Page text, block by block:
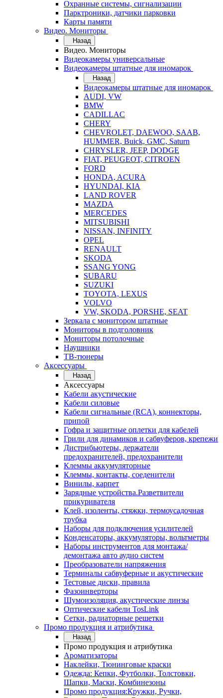
Охранные системы, сигнализации
Парктроники, датчики парковки
Карты памяти
Видео. Мониторы
Назад
Видео. Мониторы
Видеокамеры универсальные
Видеокамеры штатные для иномарок
Назад
Видеокамеры штатные для иномарок
AUDI, VW
BMW
CADILLAC
CHERY
CHEVROLET, DAEWOO, SAAB,
HUMMER, Buick, GMC, Saturn
CHRYSLER, JEEP, DODGE
FIAT, PEUGEOT, CITROEN
FORD
HONDA, ACURA
HYUNDAI, KIA
LAND ROVER
MAZDA
MERCEDES
MITSUBISHI
NISSAN, INFINITY
OPEL
RENAULT
SKODA
SSANG YONG
SUBARU
SUZUKI
TOYOTA, LEXUS
VOLVO
VW, SKODA, PORSHE, SEAT
Зеркала с монитором штатные
Мониторы в подголовник
Мониторы потолочные
Наушники
ТВ-тюнеры
Аксессуары
Назад
Аксессуары
Кабели акустические
Кабели силовые
Кабели сигнальные (RCA), коннекторы,
припой
Гофра и защитные оплетки для кабелей
Грили для динамиков и сабвуферов, крепежи
Дистрибьютеры, держатели
предохранителей, предохранители
Клеммы аккумуляторные
Клеммы, контакты, соеденители
Винилы, карпет
Зарядные устройства.Разветвители
прикуривателя
Клей, изоленты, стяжки, термоусадочная
трубка
Наборы для подключения усилителей
Конденсаторы, аккумуляторы, вольтметры
Наборы инструментов для монтажа/
демонтажа авто аудио систем
Преобразователи напряжения
Терминалы сабвуферные и акустические
Тестовые диски, правила
Фазоинверторы
Шумоизоляция, акустические линзы
Оптические кабели TosLink
Сетки, радиаторные решетки
Промо продукция и атрибутика
Назад
Промо продукция и атрибутика
Ароматизаторы
Наклейки, Тюнинговые краски
Одежда: Кепки, Футболки, Толстовки,
Шапки, Маски, Комбинезоны
Промо продукция:Кружки, Ручки,